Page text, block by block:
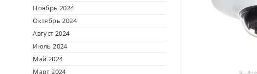
Ноябрь 2024
Октябрь 2024
Август 2024
Июль 2024
Май 2024
Март 2024